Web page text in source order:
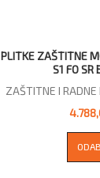
PLITKE ZAŠTITNE
S1 FO SR
ZAŠTITNE I RADNE